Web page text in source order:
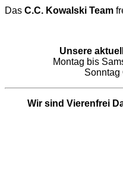
Das C.C. Kowalski Team
Unsere
Montag bis
Sonntag
Wir sind Vierenfrei